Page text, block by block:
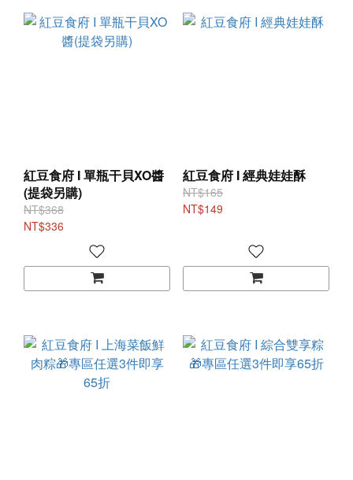
紅豆食府 I 單瓶干貝XO醬
(提袋另購)
NT$368
NT$336
紅豆食府 I 經典娃娃酥
NT$165
NT$149